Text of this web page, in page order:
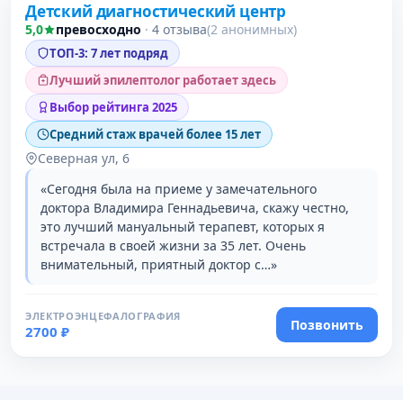
Детский диагностический центр
5,0 превосходно · 4 отзыва(2 анонимных)
ТОП-3: 7 лет подряд
Лучший эпилептолог работает здесь
Выбор рейтинга 2025
Средний стаж врачей более 15 лет
Северная ул, 6
«Сегодня была на приеме у замечательного
доктора Владимира Геннадьевича, скажу честно,
это лучший мануальный терапевт, которых я
встречала в своей жизни за 35 лет. Очень
внимательный, приятный доктор с…»
ЭЛЕКТРОЭНЦЕФАЛОГРАФИЯ
2700 ₽ Позвонить